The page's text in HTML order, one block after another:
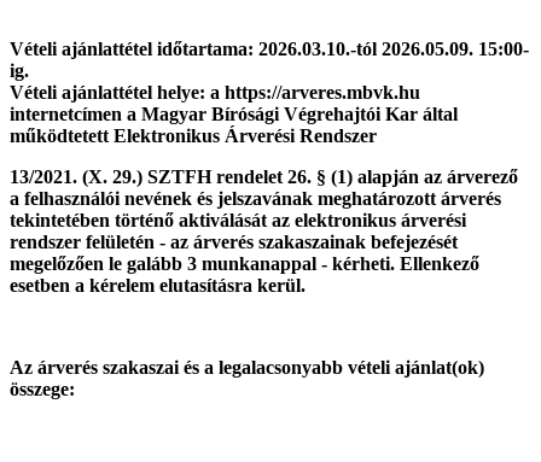
Vételi ajánlattétel időtartama: 2026.03.10.-tól 2026.05.09. 15:00-
ig.
Vételi ajánlattétel helye: a https://arveres.mbvk.hu
internetcímen a Magyar Bírósági Végrehajtói Kar által
működtetett Elektronikus Árverési Rendszer
13/2021. (X. 29.) SZTFH rendelet 26. § (1) alapján az árverező
a felhasználói nevének és jelszavának meghatározott árverés
tekintetében történő aktiválását az elektronikus árverési
rendszer felületén - az árverés szakaszainak befejezését
megelőzően le galább 3 munkanappal - kérheti. Ellenkező
esetben a kérelem elutasításra kerül.
Az árverés szakaszai és a legalacsonyabb vételi ajánlat(ok)
összege: